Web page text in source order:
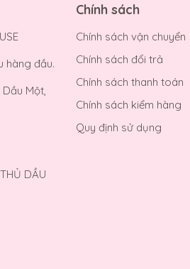
hàng đầu.
Một,
DẦU
Chính sách
Chính sách vận chuyển
Chính sách đổi trả
Chính sách thanh toán
Chính sách kiểm hàng
Quy định sử dụng